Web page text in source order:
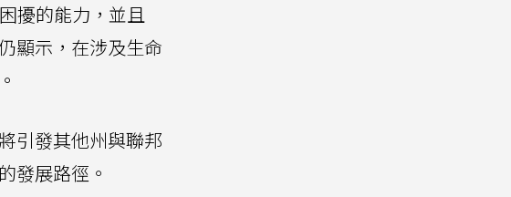
擾的能力，並且
顯示，在涉及生命
引發其他州與聯邦
發展路徑。